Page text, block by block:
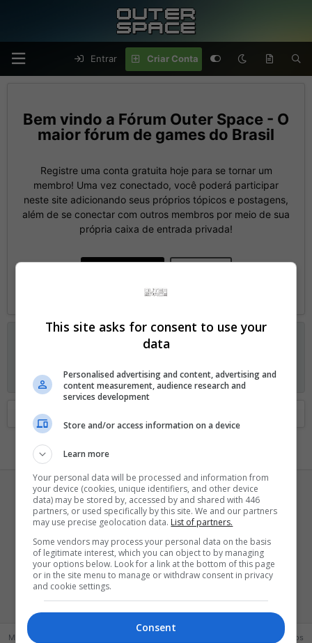
Entrar Criar Conta
Fórum Outer Space - O
maior fórum de games do Brasil
Registre uma conta gratuita hoje para se tornar um
membro! Uma vez conectado, você poderá participar
neste site adicionando seus próprios tópicos e postagens,
além de se conectar com outros membros por meio de sua
própria caixa de entrada privada!
Anunciando os planos GOLD no Fórum Outer Space
Visitante, agora você pode ajudar o Fórum Outer Space e
anúncios
edois temas exclusivos. Veja os detalhesaqui.
Home
Shooter Games
Ei mãe, 500 pontos! · de Fenda do Bikini
Registrado
Mensagens Pontos
This site asks for consent to use your
data
Personalised advertising and content, advertising and
content measurement, audience research and
services development
Store and/or access information on a device
Learn more
Your personal data will be processed and information from
your device (cookies, unique identifiers, and other device
data) may be stored by, accessed by and shared with 446
partners, or used specifically by this site. We and our partners
may use precise geolocation data. List of partners.
Some vendors may process your personal data on the basis
of legitimate interest, which you can object to by managing
your options below. Look for a link at the bottom of this page
or in the site menu to manage or withdraw consent in privacy
and cookie settings.
Consent